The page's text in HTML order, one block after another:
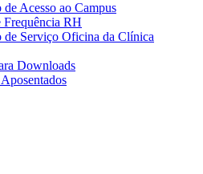
de Acesso ao Campus
Frequência RH
de Serviço Oficina da Clínica
Downloads